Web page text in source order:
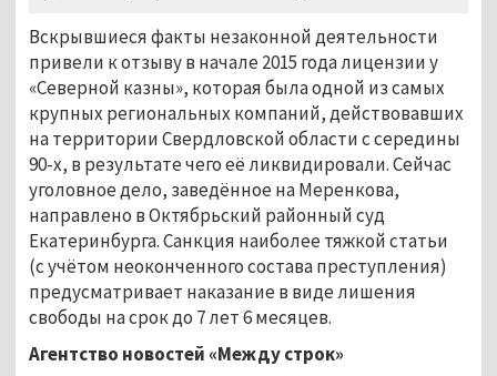
Вскрывшиеся факты незаконной деятельности
привели к отзыву в начале 2015 года лицензии у
«Северной казны», которая была одной из самых
крупных региональных компаний, действовавших
на территории Свердловской области с середины
90-х, в результате чего её ликвидировали. Сейчас
уголовное дело, заведённое на Меренкова,
направлено в Октябрьский районный суд
Екатеринбурга. Санкция наиболее тяжкой статьи
(с учётом неоконченного состава преступления)
предусматривает наказание в виде лишения
свободы на срок до 7 лет 6 месяцев.
Агентство новостей «Между строк»